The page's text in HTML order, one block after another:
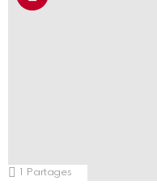
1 Partages